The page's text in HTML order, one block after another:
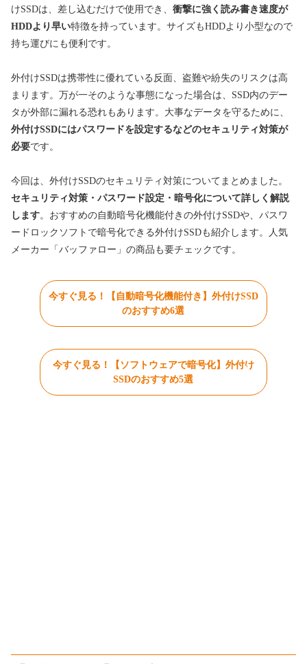
けSSDは、差し込むだけで使用でき、 衝撃に強く読み書き速度が
HDDより早い特徴を持っています。サイズもHDDより小型なので
持ち運びにも便利です。
外付けSSDは携帯性に優れている反面、盗難や紛失のリスクは高
まります。万が一そのような事態になった場合は、SSD内のデー
タが外部に漏れる恐れもあります。大事なデータを守るために、
外付けSSDにはパスワードを設定するなどのセキュリティ対策が
必要です。
今回は、外付けSSDのセキュリティ対策についてまとめました。
セキュリティ対策・パスワード設定・暗号化について詳しく解説
します。おすすめの自動暗号化機能付きの外付けSSDや、パスワ
ードロックソフトで暗号化できる外付けSSDも紹介します。人気
メーカー「バッファロー」の商品も要チェックです。
今すぐ見る！【自動暗号化機能付き】外付けSSD
のおすすめ6選
今すぐ見る！【ソフトウェアで暗号化】外付け
SSDのおすすめ5選